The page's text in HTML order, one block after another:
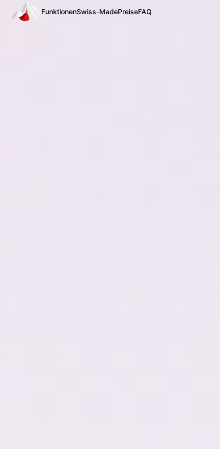
FunktionenSwiss-MadePreiseFAQ